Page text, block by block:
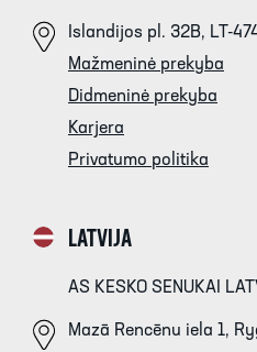
Islandijos pl. 32B, LT-
Mažmeninė prekyba
Didmeninė prekyba
Karjera
Privatumo politika
LATVIJA
AS KESKO SENUKAI
Mazā Rencēnu iela 1,